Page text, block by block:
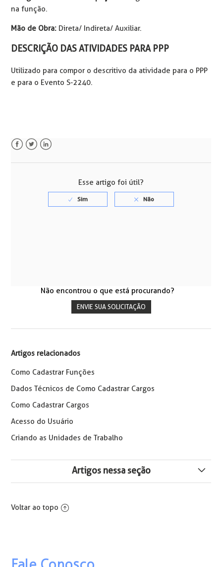
na função.
Mão de Obra: Direta/ Indireta/ Auxiliar.
DESCRIÇÃO DAS ATIVIDADES PARA PPP
Utilizado para compor o descritivo da atividade para o PPP
e para o Evento S-2240.
Esse artigo foi útil?
Não encontrou o que está procurando?
ENVIE SUA SOLICITAÇÃO
Artigos relacionados
Como Cadastrar Funções
Dados Técnicos de Como Cadastrar Cargos
Como Cadastrar Cargos
Acesso do Usuário
Criando as Unidades de Trabalho
Artigos nessa seção
ao contrato incorreto - Erros 1988 e 2009.
contrato é de preenchimento obrigatório
Voltar ao topo